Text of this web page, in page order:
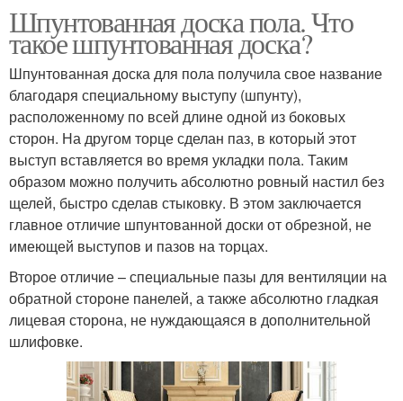
Шпунтованная доска пола. Что
такое шпунтованная доска?
Шпунтованная доска для пола получила свое название
благодаря специальному выступу (шпунту),
расположенному по всей длине одной из боковых
сторон. На другом торце сделан паз, в который этот
выступ вставляется во время укладки пола. Таким
образом можно получить абсолютно ровный настил без
щелей, быстро сделав стыковку. В этом заключается
главное отличие шпунтованной доски от обрезной, не
имеющей выступов и пазов на торцах.
Второе отличие – специальные пазы для вентиляции на
обратной стороне панелей, а также абсолютно гладкая
лицевая сторона, не нуждающаяся в дополнительной
шлифовке.